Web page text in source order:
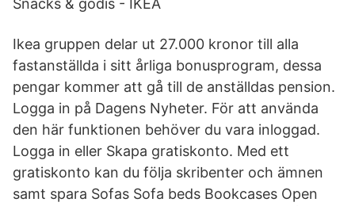
Snacks & godis - IKEA
Ikea gruppen delar ut 27.000 kronor till alla
fastanställda i sitt årliga bonusprogram, dessa
pengar kommer att gå till de anställdas pension.
Logga in på Dagens Nyheter. För att använda
den här funktionen behöver du vara inloggad.
Logga in eller Skapa gratiskonto. Med ett
gratiskonto kan du följa skribenter och ämnen
samt spara Sofas Sofa beds Bookcases Open